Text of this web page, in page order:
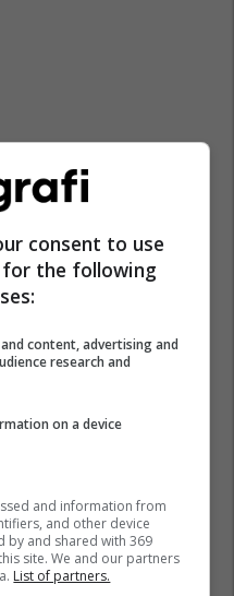
consent to use
the following
content, advertising and
research and
on a device
and information from
and other device
by and shared with 369
site. We and our partners
List of partners.